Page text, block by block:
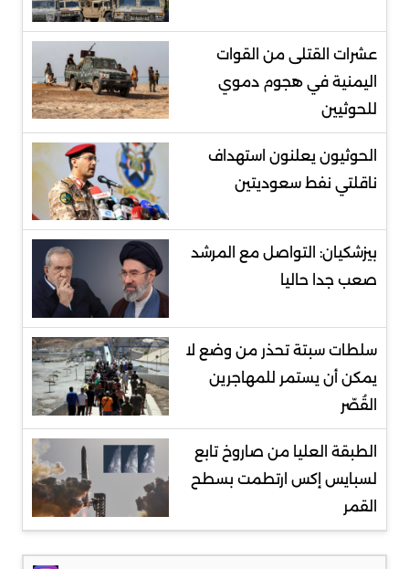
عشرات القتلى من القوات
اليمنية في هجوم دموي
للحوثيين
الحوثيون يعلنون استهداف
ناقلتي نفط سعوديتين
بيزشكيان: التواصل مع المرشد
صعب جدا حاليا
سلطات سبتة تحذر من وضع لا
يمكن أن يستمر للمهاجرين
القُصّر
الطبقة العليا من صاروخ تابع
لسبايس إكس ارتطمت بسطح
القمر